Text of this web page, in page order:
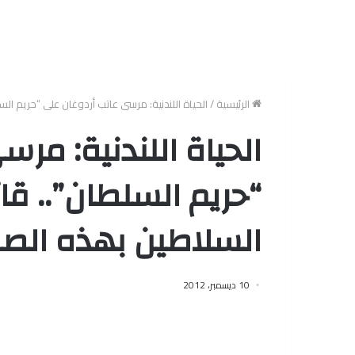
الرئيسية/الحياة اللندنية: مرسى عاتب أردوغان على “حريم
الحياة اللندنية:
“حريم السلطان”..
السلاطين بهذه
10 ديسمبر، 2012